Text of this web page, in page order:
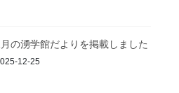
の湧学館だよりを掲載しました
12-25